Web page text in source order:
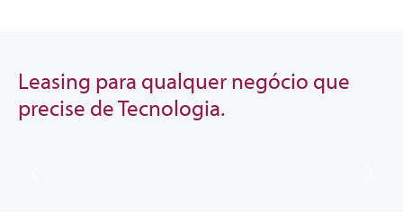
Leasing para qualquer negócio que
precise de Tecnologia.